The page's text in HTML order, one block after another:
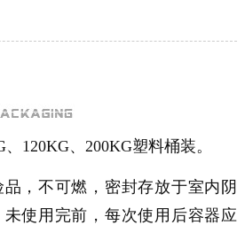
120KG、200KG塑料桶装。
，不可燃，密封存放于室内阴
使用完前，每次使用后容器应